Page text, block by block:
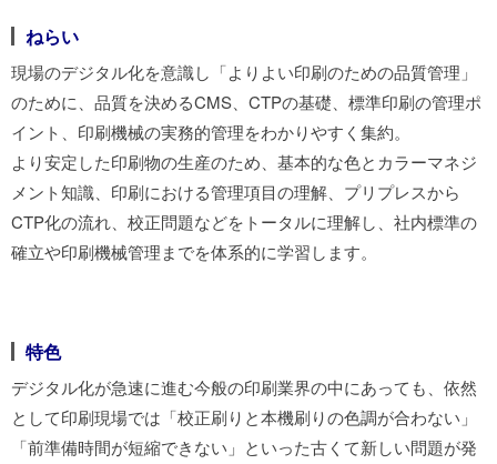
ねらい
現場のデジタル化を意識し「よりよい印刷のための品質管理」
のために、品質を決めるCMS、CTPの基礎、標準印刷の管理ポ
イント、印刷機械の実務的管理をわかりやすく集約。
より安定した印刷物の生産のため、基本的な色とカラーマネジ
メント知識、印刷における管理項目の理解、プリプレスから
CTP化の流れ、校正問題などをトータルに理解し、社内標準の
確立や印刷機械管理までを体系的に学習します。
特色
デジタル化が急速に進む今般の印刷業界の中にあっても、依然
として印刷現場では「校正刷りと本機刷りの色調が合わない」
「前準備時間が短縮できない」といった古くて新しい問題が発